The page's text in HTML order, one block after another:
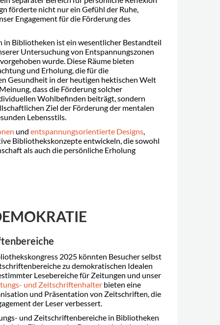
förderte nicht nur ein Gefühl der Ruhe,
Engagement für die Förderung des
in Bibliotheken ist ein wesentlicher Bestandteil
Untersuchung von Entspannungszonen
wurde. Diese Räume bieten
und Erholung, die für die
Gesundheit in der heutigen hektischen Welt
dass die Förderung solcher
Wohlbefinden beiträgt, sondern
Ziel der Förderung der mentalen
Lebensstils.
und entspannungsorientierte Designs,
Bibliothekskonzepte entwickeln, die sowohl
als auch die persönliche Erholung
2025 könnten Besucher selbst
zu demokratischen Idealen
Lesebereiche für Zeitungen und unser
und Zeitschriftenhalter bieten eine
und Präsentation von Zeitschriften, die
der Leser verbessert.
und Zeitschriftenbereiche in Bibliotheken